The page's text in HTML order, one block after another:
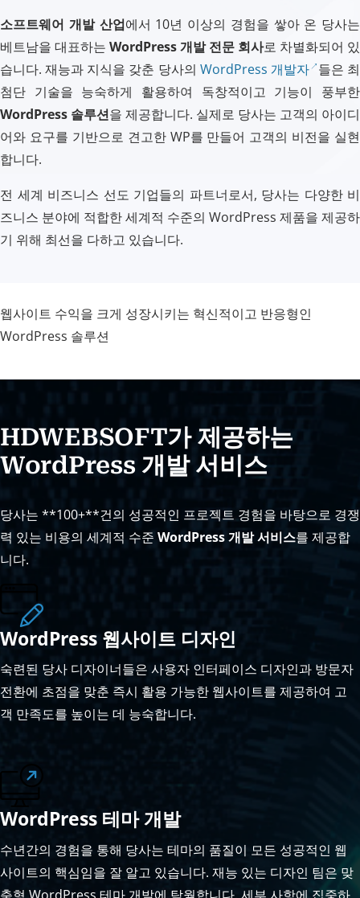
소프트웨어 개발 산업에서 10년 이상의 경험을 쌓아 온 당사는
베트남을 대표하는 WordPress 개발 전문 회사로 차별화되어 있
습니다. 재능과 지식을 갖춘 당사의 WordPress 개발자 들은 최
첨단 기술을 능숙하게 활용하여 독창적이고 기능이 풍부한
WordPress 솔루션을 제공합니다. 실제로 당사는 고객의 아이디
어와 요구를 기반으로 견고한 WP를 만들어 고객의 비전을 실현
합니다.
전 세계 비즈니스 선도 기업들의 파트너로서, 당사는 다양한 비
즈니스 분야에 적합한 세계적 수준의 WordPress 제품을 제공하
기 위해 최선을 다하고 있습니다.
웹사이트 수익을 크게 성장시키는 혁신적이고 반응형인
WordPress 솔루션
HDWEBSOFT가 제공하는
WordPress 개발 서비스
당사는 **100+**건의 성공적인 프로젝트 경험을 바탕으로 경쟁
력 있는 비용의 세계적 수준 WordPress 개발 서비스를 제공합
니다.
WordPress 웹사이트 디자인
숙련된 당사 디자이너들은 사용자 인터페이스 디자인과 방문자
전환에 초점을 맞춘 즉시 활용 가능한 웹사이트를 제공하여 고
객 만족도를 높이는 데 능숙합니다.
WordPress 테마 개발
수년간의 경험을 통해 당사는 테마의 품질이 모든 성공적인 웹
사이트의 핵심임을 잘 알고 있습니다. 재능 있는 디자인 팀은 맞